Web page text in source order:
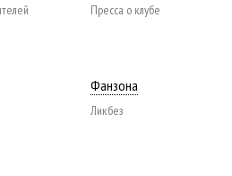
Пресса о клубе
Фанзона
Ликбез